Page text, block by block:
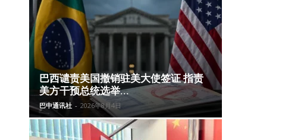
巴西谴责美国撤销驻美大使签证 指责
美方干预总统选举...
巴中通讯社 - 2026年8月4日